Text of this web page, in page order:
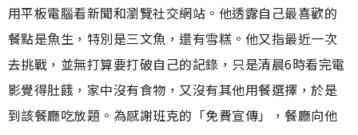
用平板電腦看新聞和瀏覽社交網站。他透露自己最喜歡的
餐點是魚生，特別是三文魚，還有雪糕。他又指最近一次
去挑戰，並無打算要打破自己的記錄，只是清晨6時看完電
影覺得肚餓，家中沒有食物，又沒有其他用餐選擇，於是
到該餐廳吃放題。為感謝班克的「免費宣傳」，餐廳向他